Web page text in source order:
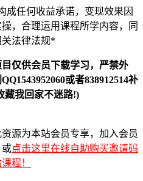
成任何收益承诺，变现效果因
，合理运用课程所学内容，同
法律法规*
仅供会员下载学习，严禁外
或者838912514补
藏我回家不迷路!)
资源为本站会员专享，加入会员
或点击这里在线自助购买邀请码
程！